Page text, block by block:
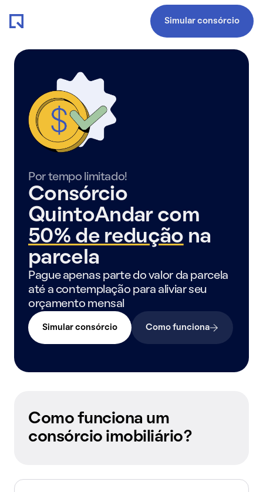
Simular consórcio
Por tempo limitado!
Consórcio
QuintoAndar com
50% de redução na
parcela
Pague apenas parte do valor da parcela
até a contemplação para aliviar seu
orçamento mensal
Simular consórcio Como funciona
Como funciona um
consórcio imobiliário?